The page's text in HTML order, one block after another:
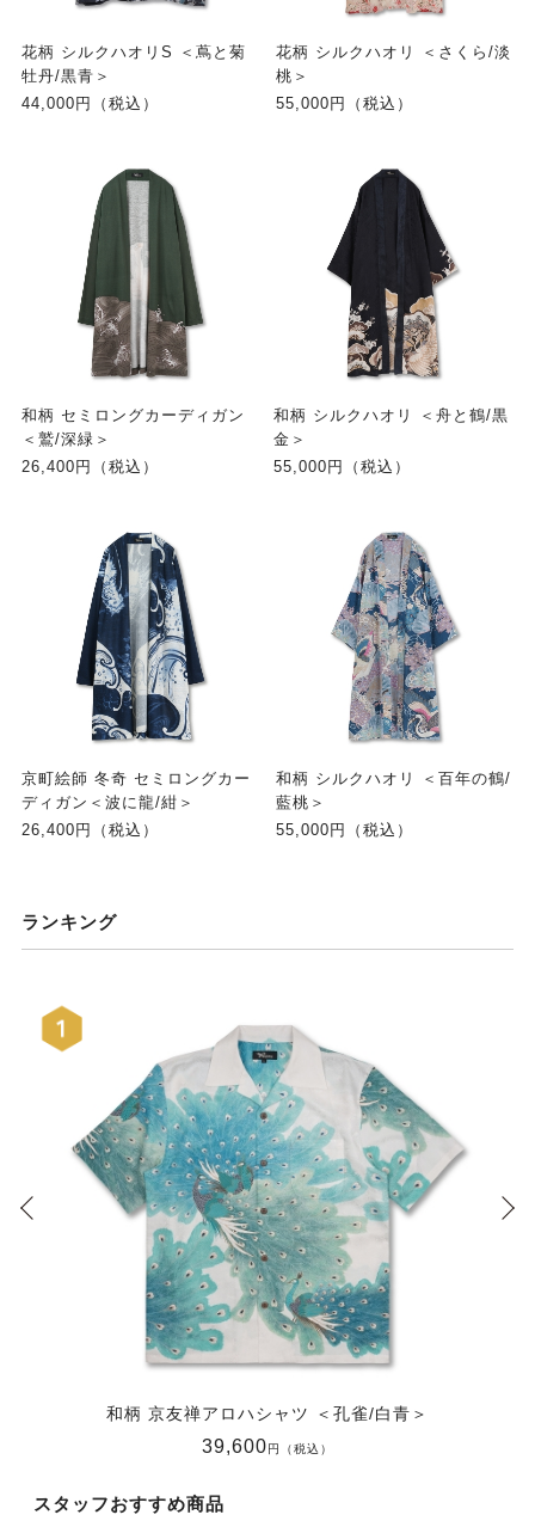
花柄 シルクハオリS ＜蔦と菊
牡丹/黒青＞
44,000円（税込）
花柄 シルクハオリ ＜さくら/淡
桃＞
55,000円（税込）
和柄 セミロングカーディガン
＜鷲/深緑＞
26,400円（税込）
和柄 シルクハオリ ＜舟と鶴/黒
金＞
55,000円（税込）
京町絵師 冬奇 セミロングカー
ディガン＜波に龍/紺＞
26,400円（税込）
和柄 シルクハオリ ＜百年の鶴/
藍桃＞
55,000円（税込）
ランキング
和柄 京友禅アロハシャツ ＜孔雀/白青＞
39,600円（税込）
スタッフおすすめ商品